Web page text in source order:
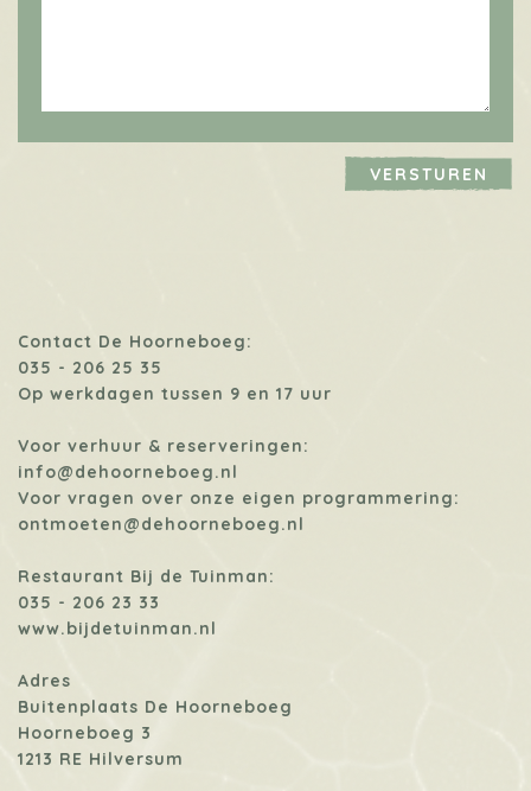
Contact De Hoorneboeg:
035 - 206 25 35
Op werkdagen tussen 9 en 17 uur
Voor verhuur & reserveringen:
info@dehoorneboeg.nl
Voor vragen over onze eigen programmering:
ontmoeten@dehoorneboeg.nl
Restaurant Bij de Tuinman:
035 - 206 23 33
www.bijdetuinman.nl
Adres
Buitenplaats De Hoorneboeg
Hoorneboeg 3
1213 RE Hilversum